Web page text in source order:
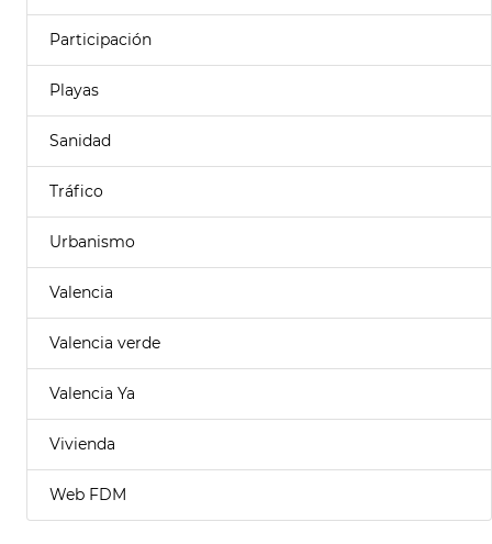
Participación
Playas
Sanidad
Tráfico
Urbanismo
Valencia
Valencia verde
Valencia Ya
Vivienda
Web FDM